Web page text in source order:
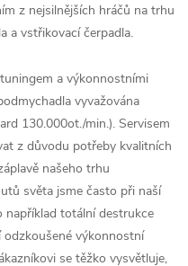
z nejsilnějších hráčů na trhu
a vstřikovací čerpadla.
a výkonnostními
vyvažována
130.000ot./min.). Servisem
z důvodu potřeby kvalitních
našeho trhu
světa jsme často při naší
například totální destrukce
výkonnostní
se těžko vysvětluje,